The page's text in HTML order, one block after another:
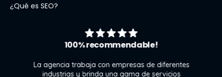
¿Qué es SEO?
100% recommendable!
La agencia trabaja con empresas de diferentes
industrias y brinda una gama de servicios